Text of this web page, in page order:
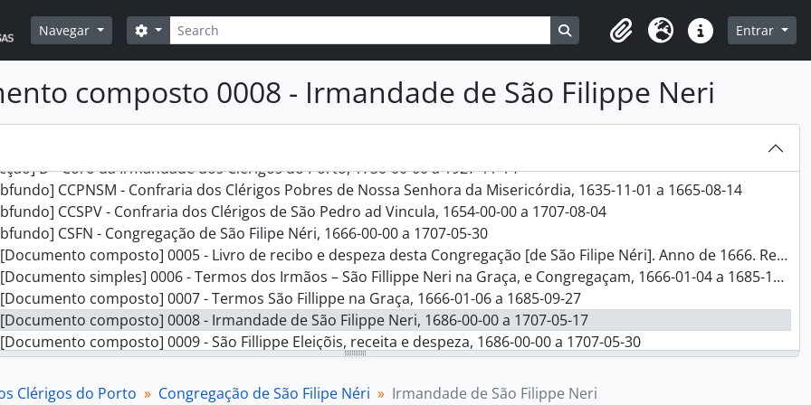
Navegar
Pesquisar
Opções de busca Busque na página de navegação
Clipboard
Idioma Ligações rápidas
Entrar
composto 0008 - Irmandade de São Filippe Neri
IC - Irmandade dos Clérigos do Porto, 1707-00-00 a 1975-01-27
A - Mesa da Irmandade dos Clérigos do Porto, 1707-00-00 a 1975-01-27
B - Igreja e Sacristia da Irmandade dos Clérigos do Porto, 1707-00-00 a 1927-00-00
D - Coro da Irmandade dos Clérigos do Porto, 1730-00-00 a 1927-11-14
CCPNSM - Confraria dos Clérigos Pobres de Nossa Senhora da Misericórdia, 1635-11-01 a 1665-08-14
CCSPV - Confraria dos Clérigos de São Pedro ad Vincula, 1654-00-00 a 1707-08-04
CSFN - Congregação de São Filipe Néri, 1666-00-00 a 1707-05-30
[Documento composto] 0005 - Livro de recibo e despeza desta Congregação [de São Filipe Néri]. Anno de 1666. Receita e Despeza, 1666-00-00 a 1685-05-28
[Documento simples] 0006 - Termos dos Irmãos – São Fillippe Neri na Graça, e Congregaçam, 1666-01-04 a 1685-11-24
[Documento composto] 0007 - Termos São Fillippe na Graça, 1666-01-06 a 1685-09-27
[Documento composto] 0008 - Irmandade de São Filippe Neri, 1686-00-00 a 1707-05-17
[Documento composto] 0009 - São Fillippe Eleiçõis, receita e despeza, 1686-00-00 a 1707-05-30
Clérigos do Porto Congregação de São Filipe Néri Irmandade de São Filippe Neri